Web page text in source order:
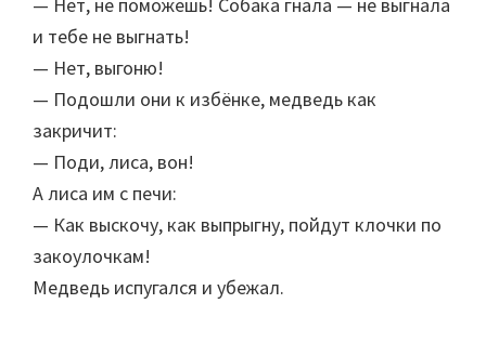
— Нет, не поможешь! Собака гнала — не выгнала
и тебе не выгнать!
— Нет, выгоню!
— Подошли они к избёнке, медведь как
закричит:
— Поди, лиса, вон!
А лиса им с печи:
— Как выскочу, как выпрыгну, пойдут клочки по
закоулочкам!
Медведь испугался и убежал.